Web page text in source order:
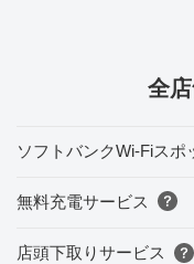
全
ソフトバンクWi-Fiスポ
無料充電サービス
店頭下取りサービス